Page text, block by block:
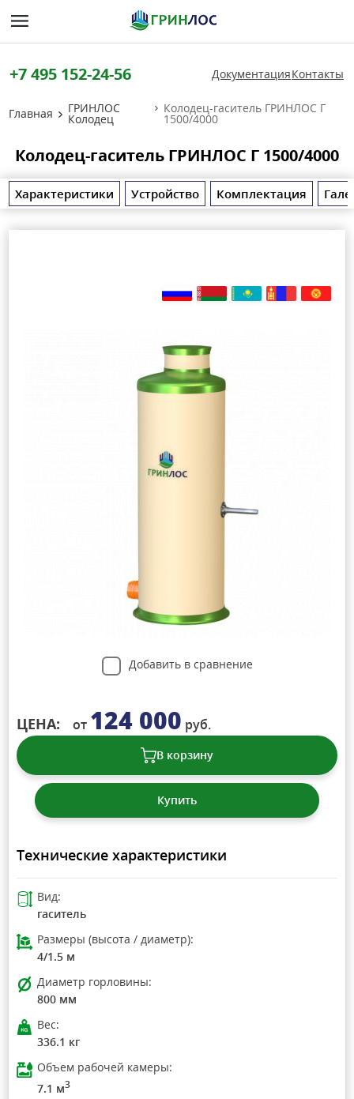
+7 495 152-24-56 ДокументацияКонтакты
Главная ГРИНЛОС
Колодец
Колодец-гаситель ГРИНЛОС Г
1500/4000
Колодец-гаситель ГРИНЛОС Г 1500/4000
Характеристики Устройство Комплектация
Добавить в сравнение
ЦЕНА: от 124 000 руб.
В корзину
Купить
Технические характеристики
Вид:
гаситель
Размеры (высота / диаметр):
4/1.5 м
Диаметр горловины:
800 мм
Вес:
336.1 кг
Объем рабочей камеры:
7.1 м3